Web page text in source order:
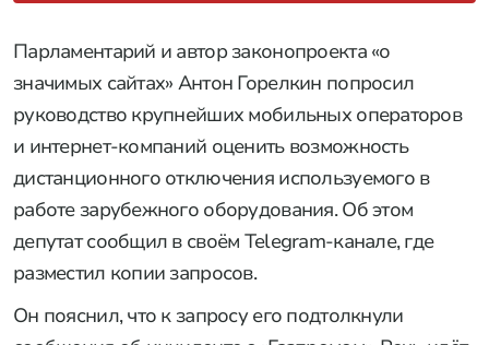
Парламентарий и автор законопроекта «о
значимых сайтах» Антон Горелкин попросил
руководство крупнейших мобильных операторов
и интернет-компаний оценить возможность
дистанционного отключения используемого в
работе зарубежного оборудования. Об этом
депутат сообщил в своём Telegram-канале, где
разместил копии запросов.
Он пояснил, что к запросу его подтолкнули